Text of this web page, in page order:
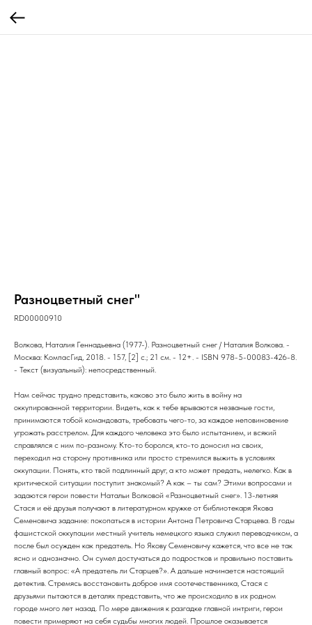
Разноцветный снег"
RD00000910
Волкова, Наталия Геннадьевна (1977-). Разноцветный снег / Наталия Волкова. -
Москва: КомпасГид, 2018. - 157, [2] с.; 21 см. - 12+. - ISBN 978-5-00083-426-8.
- Текст (визуальный): непосредственный.
Нам сейчас трудно представить, каково это было жить в войну на
оккупированной территории. Видеть, как к тебе врываются незваные гости,
принимаются тобой командовать, требовать чего-то, за каждое неповиновение
угрожать расстрелом. Для каждого человека это было испытанием, и всякий
справлялся с ним по-разному. Кто-то боролся, кто-то доносил на своих,
переходил на сторону противника или просто стремился выжить в условиях
оккупации. Понять, кто твой подлинный друг, а кто может предать, нелегко. Как в
критической ситуации поступит знакомый? А как – ты сам? Этими вопросами и
задаются герои повести Натальи Волковой «Разноцветный снег». 13-летняя
Стася и её друзья получают в литературном кружке от библиотекаря Якова
Семеновича задание: покопаться в истории Антона Петровича Старцева. В годы
фашистской оккупации местный учитель немецкого языка служил переводчиком, а
после был осужден как предатель. Но Якову Семеновичу кажется, что все не так
ясно и однозначно. Он сумел достучаться до подростков и правильно поставить
главный вопрос: «А предатель ли Старцев?». А дальше начинается настоящий
детектив. Стремясь восстановить доброе имя соотечественника, Стася с
друзьями пытаются в деталях представить, что же происходило в их родном
городе много лет назад. По мере движения к разгадке главной интриги, герои
повести примеряют на себя судьбы многих людей. Прошлое оказывается